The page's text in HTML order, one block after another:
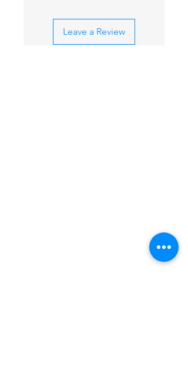
Leave a Review